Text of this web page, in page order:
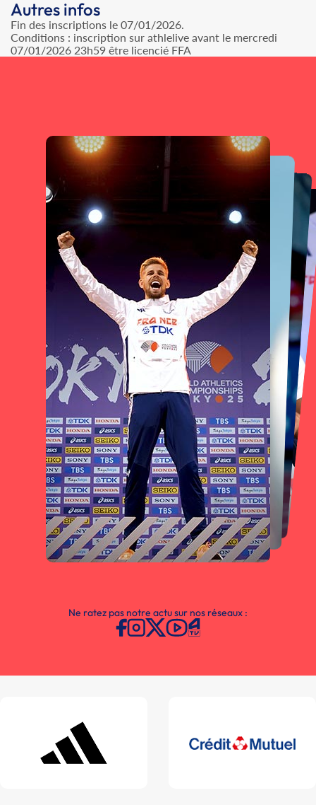
Autres infos
Fin des inscriptions le 07/01/2026.
Conditions : inscription sur athlelive avant le mercredi
07/01/2026 23h59 être licencié FFA
Ne ratez pas notre actu sur nos réseaux :